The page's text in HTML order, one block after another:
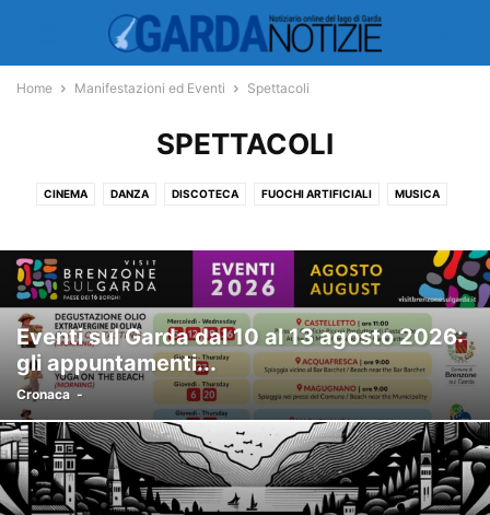
Home Manifestazioni ed Eventi Spettacoli
SPETTACOLI
CINEMA DANZA DISCOTECA FUOCHI ARTIFICIALI MUSICA
Eventi sul Garda dal 10 al 13 agosto 2026:
gli appuntamenti...
Cronaca -